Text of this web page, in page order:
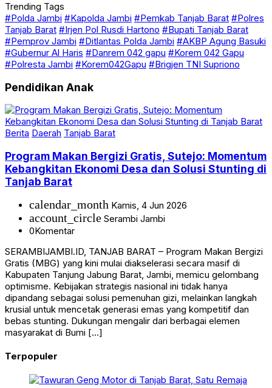
Trending Tags
#Polda Jambi #Kapolda Jambi #Pemkab Tanjab Barat #Polres
Tanjab Barat #Irjen Pol Rusdi Hartono #Bupati Tanjab Barat
#Pemprov Jambi #Ditlantas Polda Jambi #AKBP Agung Basuki
#Gubernur Al Haris #Danrem 042 gapu #Korem 042 Gapu
#Polresta Jambi #Korem042Gapu #Brigjen TNI Supriono
Pendidikan Anak
Berita Daerah Tanjab Barat
Program Makan Bergizi Gratis, Sutejo: Momentum
Kebangkitan Ekonomi Desa dan Solusi Stunting di
Tanjab Barat
calendar_month Kamis, 4 Jun 2026
account_circle Serambi Jambi
0Komentar
SERAMBIJAMBI.ID, TANJAB BARAT – Program Makan Bergizi
Gratis (MBG) yang kini mulai diakselerasi secara masif di
Kabupaten Tanjung Jabung Barat, Jambi, memicu gelombang
optimisme. Kebijakan strategis nasional ini tidak hanya
dipandang sebagai solusi pemenuhan gizi, melainkan langkah
krusial untuk mencetak generasi emas yang kompetitif dan
bebas stunting. Dukungan mengalir dari berbagai elemen
masyarakat di Bumi […]
Terpopuler